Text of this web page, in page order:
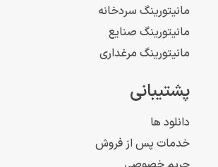
مانیتورینگ سردخانه
مانیتورینگ صنایع
مانیتورینگ مرغداری
پشتیبانی
دانلود ها
خدمات پس از فروش